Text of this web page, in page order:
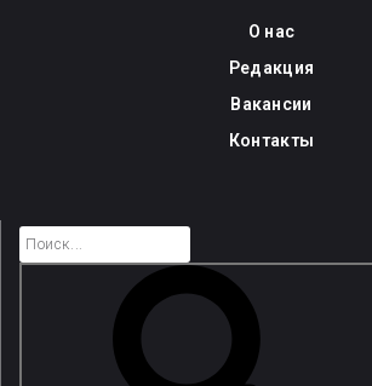
О нас
Редакция
Вакансии
Контакты